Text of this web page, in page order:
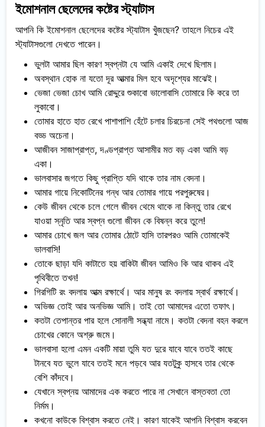
ইমোশনাল ছেলেদের কষ্টের স্ট্যাটাস
আপনি কি ইমোশনাল ছেলেদের কষ্টের স্ট্যাটাস খুঁজছেন? তাহলে নিচের এই
স্ট্যাটাসগুলো দেখতে পারেন।
ভুলটা আমার ছিল কারণ স্বপ্নটা যে আমি একাই দেখে ছিলাম।
অবস্থান হোক না যতো দূর আত্মার মিল হবে অদৃশ্যের মাঝেই।
ভেজা ভেজা চোখ আমি রোদ্দুরে শুকাবো ভালোবাসি তোমারে কি করে তা
লুকাবো।
তোমার হাতে হাত রেখে পাশাপাশি হেঁটে চলার চিরচেনা সেই পথগুলো আজ
বড্ড অচেনা।
আজীবন সাজাপ্রাপ্ত, দণ্ডপ্রাপ্ত আসামীর মত বড় একা আমি বড়
একা।
ভালবাসার জগতে কিছু প্রাপ্তি যদি থাকে তার নাম বেদনা।
আমার গায়ে নিকোটিনের গন্ধ আর তোমার গায়ে পরপুরুষের।
কেউ জীবন থেকে চলে গেলে জীবন থেমে থাকে না কিন্তু তার রেখে
যাওয়া স্নৃতি আর স্বপ্ন গুলো জীবন কে বিষন্ন করে তুলে!
আমার চোখে জল আর তোমার ঠোটে হাসি তারপরও আমি তোমাকেই
ভালবাসি!
তোকে ছাড়া যদি কাটাতে হয় বাকিটা জীবন আমিও কি আর থাকব এই
পৃথিবীতে তখন!
গিরগিটি রং বদলায় আত্ম রক্ষার্থে। আর মানুষ রং বদলায় স্বার্থ রক্ষার্থে।
অভিজ্ঞ তোই আর অনভিজ্ঞ আমি। তাই তো আমাদের এতো তফাৎ।
কতটা তেপান্তর পার হলে সোনালী সন্ধ্যা নামে। কতটা বেদনা বহন করলে
চোখের কোনে অশ্রু জমে।
ভালবাসা হলো এমন একটি মায়া তুমি যত দুরে যাবে যাবে ততই কাছে
টানবে যত ভুলে যাবে ততই মনে পড়বে আর যতটুকু হাসবে তার থেকে
বেশি কাঁদবে।
যেখানে স্বপ্নয় আমাদের এক করতে পারে না সেখানে বাস্তবতা তো
নির্মম।
কখনো কাউকে বিশ্বাস করতে নেই। কারণ যাকেই আপনি বিশ্বাস করবেন